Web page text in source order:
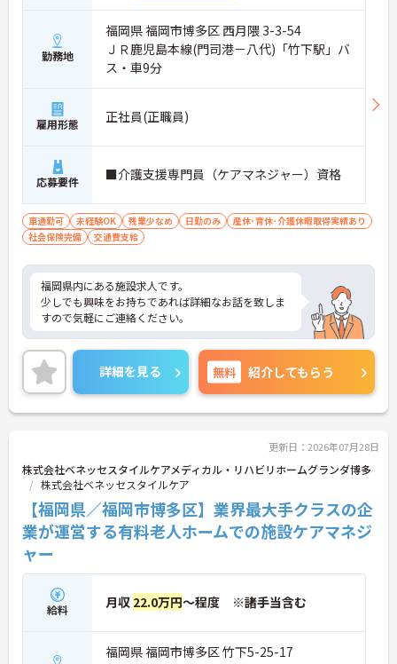
勤務地
福岡県 福岡市博多区 西月隈 3-3-54
ＪＲ鹿児島本線(門司港－八代)「竹下駅」バ
ス・車9分
雇用形態 正社員(正職員)
応募要件 ■介護支援専門員（ケアマネジャー）資格
車通勤可 未経験OK 残業少なめ 日勤のみ
産休･育休･介護休暇取得実績あり
社会保険完備
交通費支給
福岡県内にある施設求人です。
少しでも興味をお持ちであれば詳細なお話を致しま
すので気軽にご連絡ください。
詳細を見る 無料 紹介してもらう
更新日：2026年07月28日
株式会社ベネッセスタイルケアメディカル・リハビリホームグランダ博多
株式会社ベネッセスタイルケア
【福岡県／福岡市博多区】業界最大手クラスの企
業が運営する有料老人ホームでの施設ケアマネジ
ャー
給料 月収 22.0万円～程度 ※諸手当含む
福岡県 福岡市博多区 竹下5-25-17